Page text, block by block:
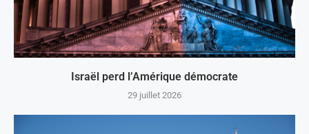
Israël perd l’Amérique démocrate
29 juillet 2026